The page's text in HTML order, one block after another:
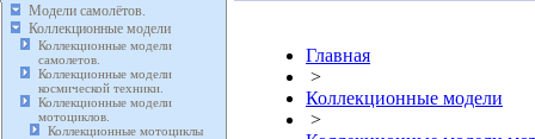
Модели самолётов.
Коллекционные модели
Коллекционные модели
самолетов.
Коллекционные модели
космической техники.
Коллекционные модели
мотоциклов.
Коллекционные мотоциклы
Главная
>
Коллекционные модели
>